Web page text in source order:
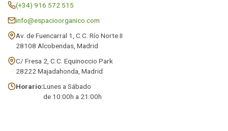
(+34) 916 572 515
info@espacioorganico.com
Av. de Fuencarral 1, C.C. Río Norte II
28108 Alcobendas, Madrid
C/ Fresa 2, C.C. Equinoccio Park
28222 Majadahonda, Madrid
Horario:Lunes a Sábado
de 10:00h a 21:00h